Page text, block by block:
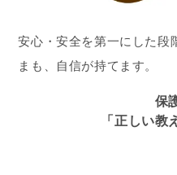
安心・安全を第一にした段
まも、自信が持てます。
保
「正しい教